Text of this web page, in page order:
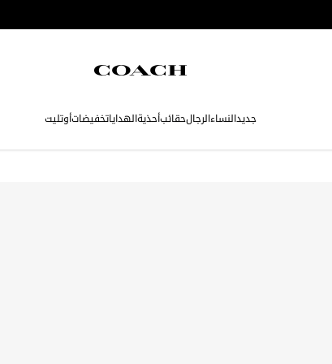
جديدالنساءالرجالحقائبأحذيةالهداياتخفيضاتأوتليت